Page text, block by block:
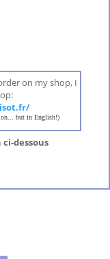
on my shop, I
but in English!)
dessous